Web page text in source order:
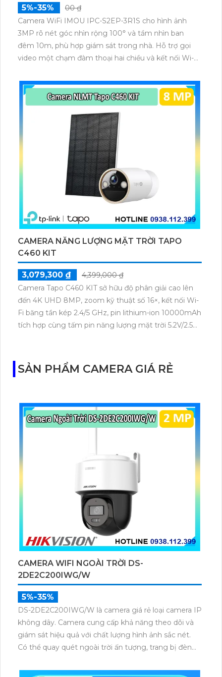
5%-35%
00 ₫
Camera WiFi IMOU IPC-S2EP-3R1S cho hình ảnh
3MP rõ nét góc nhìn rộng 100° và tầm nhìn ban
đêm 10m, phù hợp giám sát trong nhà. Hỗ trợ gọi
video một chạm đàm thoại hai chiều và kết nối Wi-Fi
microSD tối đa 256GB hoặc lưu đám mây dễ lắp đặt
cho gia đình và văn phòng nhỏ.
CAMERA NĂNG LƯỢNG MẶT TRỜI TAPO
C460 KIT
3,079,300 ₫
4,399,000 ₫
Camera Tapo C460 KIT sở hữu độ phân giải cao lên
đến 4K UHD 8MP, zoom kỹ thuật số 16×, kết nối Wi-
Fi băng tần kép 2.4/5 GHz, pin lithium-ion 10000mAh
tích hợp cùng tấm pin năng lượng mặt trời 5.2V/2.5W.
SẢN PHẨM CAMERA GIÁ RẺ
CAMERA WIFI NGOÀI TRỜI DS-
2DE2C200IWG/W
5%-35%
DS-2DE2C200IWG/W là camera giá rẻ loại camera IP
không dây. Camera cung cấp khả năng theo dõi và
giám sát hiệu quả với chất lượng hình ảnh sắc nét.
Có thể quay quét ngoài trời ấn tượng, trang bị đèn
micro và loa giúp đàm thoại 2 chiều